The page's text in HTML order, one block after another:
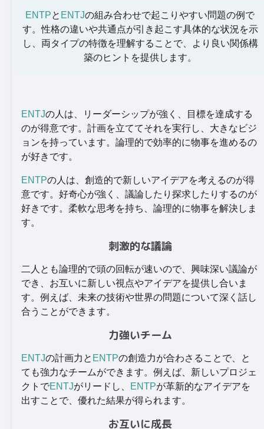
ENTPと ENTJの組み合わせで起こりやすい問題の例で
す。性格の違いや共通点が引き起こす具体的な状況を示
し、両タイプの特徴を理解することで、より良い関係構
築のヒントを提供します。
ENTJの人は、リーダーシップが強く、目標を達成する
のが得意です。計画を立ててそれを実行し、大きなビジ
ョンを持っています。論理的で効率的に物事を進めるの
が好きです。
ENTPの人は、創造的で新しいアイデアを考えるのが得
意です。好奇心が強く、議論したり探求したりするのが
好きです。柔軟な思考を持ち、論理的に物事を解決しま
す。
刺激的な議論
二人とも論理的で頭の回転が速いので、興味深い議論が
でき、お互いに新しい視点やアイデアを提供し合いま
す。例えば、未来の技術や世界の問題について深く話し
合うことができます。
力強いチーム
ENTJの計画力と ENTPの創造力が合わさることで、と
ても強力なチームができます。例えば、新しいプロジェ
クトでENTJがリードし、 ENTPが革新的なアイデアを
出すことで、優れた結果が得られます。
お互いに成長